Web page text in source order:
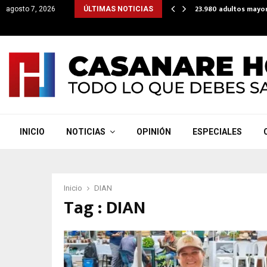
agosto 7, 2026 ÚLTIMAS NOTICIAS
para que subsidios lleguen directo a cuentas… 23.980 adultos
INICIO NOTICIAS OPINIÓN ESPECIALES
Inicio DIAN
Tag : DIAN